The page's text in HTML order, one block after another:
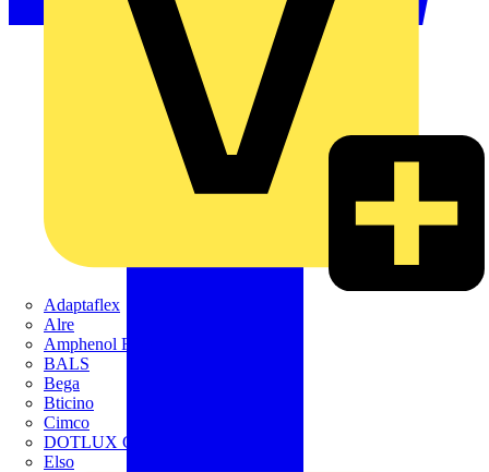
Adaptaflex
Alre
Amphenol FTG
BALS
Bega
Bticino
Cimco
DOTLUX GmbH
Elso